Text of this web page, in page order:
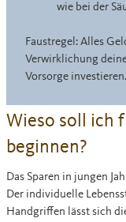
wie bei der
Faustregel: Alles
Verwirklichung
Vorsorge investieren.
Wieso soll ich
beginnen?
Das Sparen in jungen
Der individuelle
Handgriffen lässt sich